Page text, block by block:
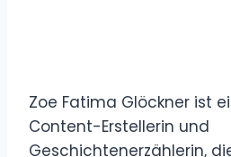
Zoe Fatima Glöckner ist
Content-Erstellerin und
Geschichtenerzählerin,